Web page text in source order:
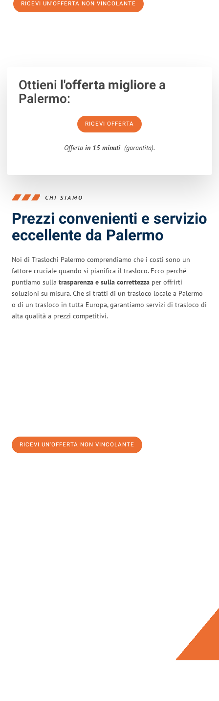
RICEVI UN'OFFERTA NON VINCOLANTE
Ottieni l'offerta migliorea
Palermo:
RICEVI OFFERTA
Offerta in 15 minuti (garantita).
CHI SIAMO
Prezzi convenienti e servizio
eccellente da Palermo
Noi di Traslochi Palermo comprendiamo che i costi sono un
fattore cruciale quando si pianifica il trasloco. Ecco perché
puntiamo sulla trasparenza e sulla correttezza per offrirti
soluzioni su misura. Che si tratti di un trasloco locale a Palermo
o di un trasloco in tutta Europa, garantiamo servizi di trasloco di
alta qualità a prezzi competitivi.
RICEVI UN'OFFERTA NON VINCOLANTE